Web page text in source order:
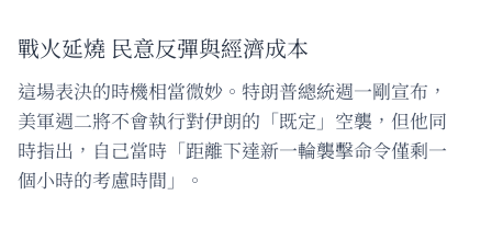
戰火延燒 民意反彈與經濟成本
這場表決的時機相當微妙。特朗普總統週一剛宣布，
美軍週二將不會執行對伊朗的「既定」空襲，但他同
時指出，自己當時「距離下達新一輪襲擊命令僅剩一
個小時的考慮時間」。